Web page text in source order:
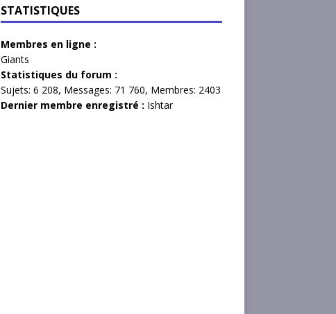
STATISTIQUES
Membres en ligne :
Giants
Statistiques du forum :
Sujets: 6 208, Messages: 71 760, Membres: 2403
Dernier membre enregistré : Ishtar